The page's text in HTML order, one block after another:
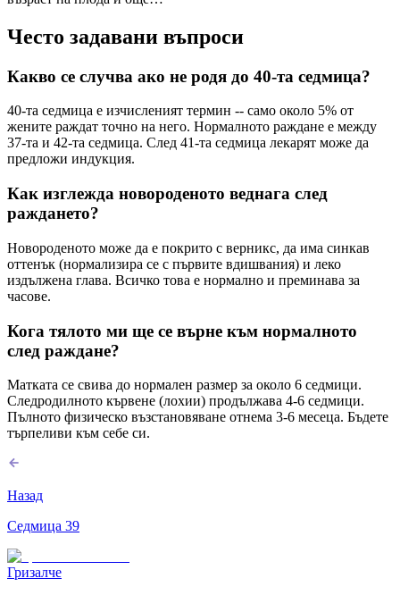
Често задавани въпроси
Какво се случва ако не родя до 40-та седмица?
40-та седмица е изчисленият термин -- само около 5% от
жените раждат точно на него. Нормалното раждане е между
37-та и 42-та седмица. След 41-та седмица лекарят може да
предложи индукция.
Как изглежда новороденото веднага след
раждането?
Новороденото може да е покрито с верникс, да има синкав
оттенък (нормализира се с първите вдишвания) и леко
издължена глава. Всичко това е нормално и преминава за
часове.
Кога тялото ми ще се върне към нормалното
след раждане?
Матката се свива до нормален размер за около 6 седмици.
Следродилното кървене (лохии) продължава 4-6 седмици.
Пълното физическо възстановяване отнема 3-6 месеца. Бъдете
търпеливи към себе си.
Назад
Седмица 39
Гризалче